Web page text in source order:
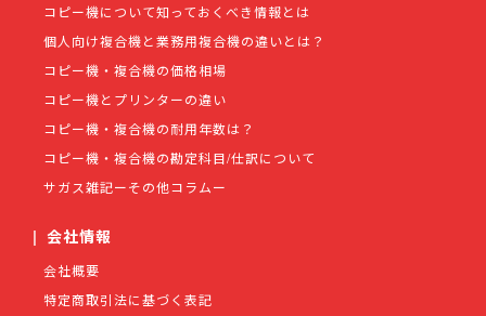
コピー機について知っておくべき情報とは
個人向け複合機と業務用複合機の違いとは？
コピー機・複合機の価格相場
コピー機とプリンターの違い
コピー機・複合機の耐用年数は？
コピー機・複合機の勘定科目/仕訳について
サガス雑記ーその他コラムー
| 会社情報
会社概要
特定商取引法に基づく表記